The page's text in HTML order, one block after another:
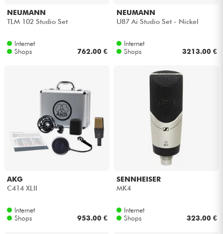
NEUMANN
TLM 102 Studio Set
Internet
Shops
762.00 €
NEUMANN
U87 Ai Studio Set - Nickel
Internet
Shops
3213.00 €
AKG
C414 XLII
Internet
Shops
953.00 €
SENNHEISER
MK4
Internet
Shops
323.00 €